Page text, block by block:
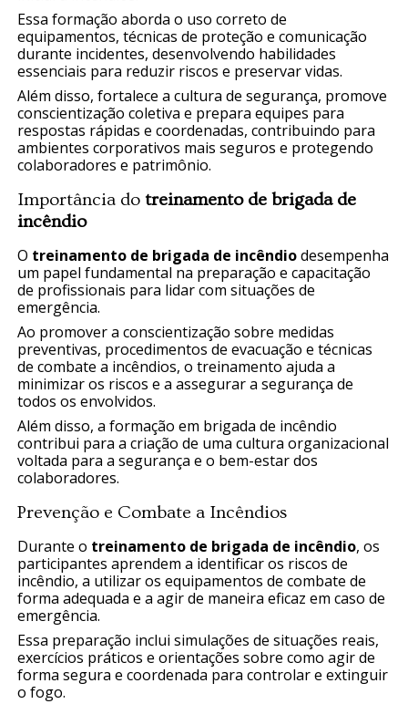
Essa formação aborda o uso correto de
equipamentos, técnicas de proteção e comunicação
durante incidentes, desenvolvendo habilidades
essenciais para reduzir riscos e preservar vidas.
Além disso, fortalece a cultura de segurança, promove
conscientização coletiva e prepara equipes para
respostas rápidas e coordenadas, contribuindo para
ambientes corporativos mais seguros e protegendo
colaboradores e patrimônio.
Importância dotreinamento de brigada de
incêndio
O treinamento de brigada de incêndiodesempenha
um papel fundamental na preparação e capacitação
de profissionais para lidar com situações de
emergência.
Ao promover a conscientização sobre medidas
preventivas, procedimentos de evacuação e técnicas
de combate a incêndios, o treinamento ajuda a
minimizar os riscos e a assegurar a segurança de
todos os envolvidos.
Além disso, a formação em brigada de incêndio
contribui para a criação de uma cultura organizacional
voltada para a segurança e o bem-estar dos
colaboradores.
Prevenção e Combate a Incêndios
Durante o treinamento de brigada de incêndio, os
participantes aprendem a identificar os riscos de
incêndio, a utilizar os equipamentos de combate de
forma adequada e a agir de maneira eficaz em caso de
emergência.
Essa preparação inclui simulações de situações reais,
exercícios práticos e orientações sobre como agir de
forma segura e coordenada para controlar e extinguir
o fogo.